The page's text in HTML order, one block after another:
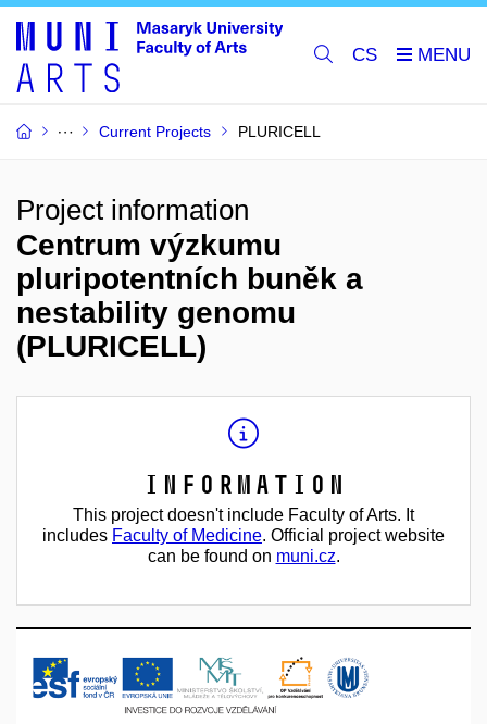
CS
Current Projects PLURICELL
Project information
Centrum výzkumu
pluripotentních buněk a
nestability genomu
(PLURICELL)
Information
This project doesn't include Faculty of Arts. It
includes Faculty of Medicine. Official project website
can be found on muni.cz.